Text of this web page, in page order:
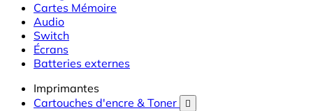
Cartes Mémoire
Audio
Switch
Écrans
Batteries externes
Imprimantes
Cartouches d'encre & Toner
